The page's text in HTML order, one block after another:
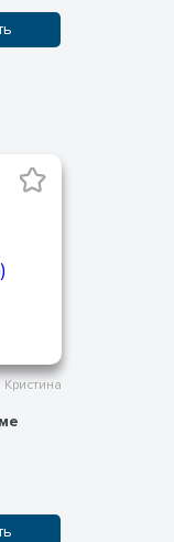
Кристина